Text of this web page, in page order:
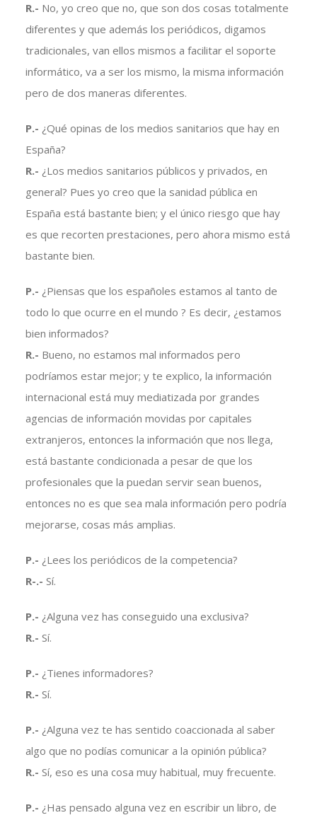
R.- No, yo creo que no, que son dos cosas totalmente
diferentes y que además los periódicos, digamos
tradicionales, van ellos mismos a facilitar el soporte
informático, va a ser los mismo, la misma información
pero de dos maneras diferentes.
P.- ¿Qué opinas de los medios sanitarios que hay en
España?
R.- ¿Los medios sanitarios públicos y privados, en
general? Pues yo creo que la sanidad pública en
España está bastante bien; y el único riesgo que hay
es que recorten prestaciones, pero ahora mismo está
bastante bien.
P.- ¿Piensas que los españoles estamos al tanto de
todo lo que ocurre en el mundo ? Es decir, ¿estamos
bien informados?
R.- Bueno, no estamos mal informados pero
podríamos estar mejor; y te explico, la información
internacional está muy mediatizada por grandes
agencias de información movidas por capitales
extranjeros, entonces la información que nos llega,
está bastante condicionada a pesar de que los
profesionales que la puedan servir sean buenos,
entonces no es que sea mala información pero podría
mejorarse, cosas más amplias.
P.- ¿Lees los periódicos de la competencia?
R-.- Sí.
P.- ¿Alguna vez has conseguido una exclusiva?
R.- Sí.
P.- ¿Tienes informadores?
R.- Sí.
P.- ¿Alguna vez te has sentido coaccionada al saber
algo que no podías comunicar a la opinión pública?
R.- Sí, eso es una cosa muy habitual, muy frecuente.
P.- ¿Has pensado alguna vez en escribir un libro, de